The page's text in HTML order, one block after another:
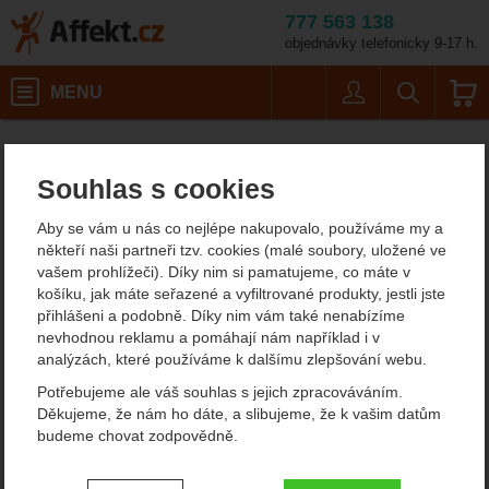
Souhlas s cookies
Aby se vám u nás co nejlépe nakupovalo, používáme my a
někteří naši partneři tzv. cookies (malé soubory, uložené ve
vašem prohlížeči). Díky nim si pamatujeme, co máte v
košíku, jak máte seřazené a vyfiltrované produkty, jestli jste
přihlášeni a podobně. Díky nim vám také nenabízíme
nevhodnou reklamu a pomáhají nám například i v
analýzách, které používáme k dalšímu zlepšování webu.
Potřebujeme ale váš souhlas s jejich zpracováváním.
Děkujeme, že nám ho dáte, a slibujeme, že k vašim datům
budeme chovat zodpovědně.
Nastavení souhlasů s kategoriemi
777 563 138
objednávky telefonicky 9-17 h.
MENU
Ortovox 150 Cool Mtn
Silhouette Ls W
Fotografie